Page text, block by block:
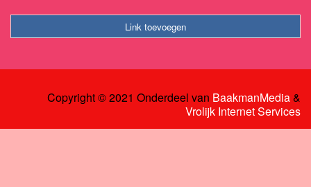
Link toevoegen
Copyright © 2021 Onderdeel van BaakmanMedia&
Vrolijk Internet Services